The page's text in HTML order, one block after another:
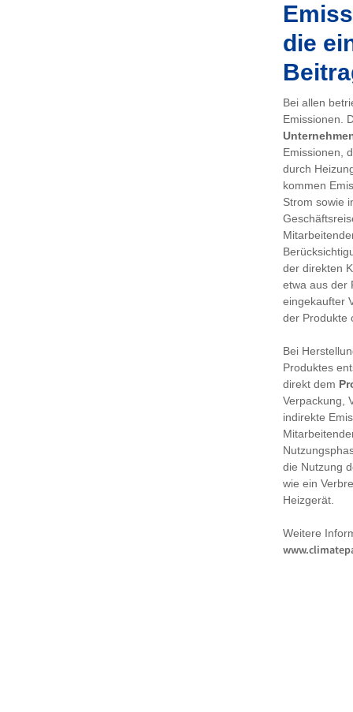
die
Bei allen
Emissionen.
Emissionen,
durch
kommen
Strom sowie
der direkten
etwa aus der
eingekaufter
der Produkte
Bei
Produktes
direkt dem
Verpackung,
indirekte
die Nutzung
wie ein
Heizgerät.
Weitere